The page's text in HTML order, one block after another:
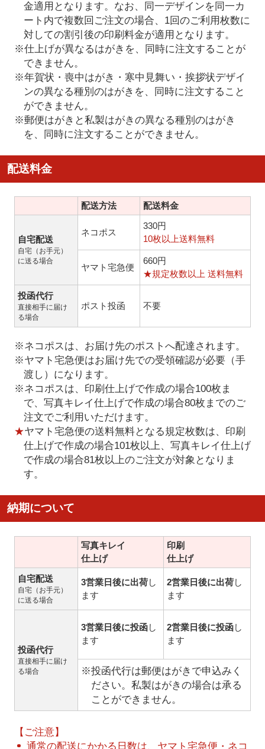
金適用となります。なお、同一デザインを同一カ
ート内で複数回ご注文の場合、1回のご利用枚数に
対しての割引後の印刷料金が適用となります。
※仕上げが異なるはがきを、同時に注文することが
できません。
※年賀状・喪中はがき・寒中見舞い・挨拶状デザイ
ンの異なる種別のはがきを、同時に注文すること
ができません。
※郵便はがきと私製はがきの異なる種別のはがき
を、同時に注文することができません。
配送料金
配送方法 配送料金
自宅配送
自宅（お手元）
に送る場合
ネコポス
330円
10枚以上送料無料
ヤマト宅急便
660円
★規定枚数以上 送料無料
投函代行
直接相手に届け
る場合
ポスト投函 不要
※ネコポスは、お届け先のポストへ配達されます。
※ヤマト宅急便はお届け先での受領確認が必要（手
渡し）になります。
※ネコポスは、印刷仕上げで作成の場合100枚ま
で、写真キレイ仕上げで作成の場合80枚までのご
注文でご利用いただけます。
★ヤマト宅急便の送料無料となる規定枚数は、印刷
仕上げで作成の場合101枚以上、写真キレイ仕上げ
で作成の場合81枚以上のご注文が対象となりま
す。
納期について
写真キレイ
仕上げ
印刷
仕上げ
自宅配送
自宅（お手元）
に送る場合
3営業日後に出荷し
ます
2営業日後に出荷し
ます
投函代行
直接相手に届け
る場合
3営業日後に投函し
ます
2営業日後に投函し
ます
※投函代行は郵便はがきで申込みく
ださい。私製はがきの場合は承る
ことができません。
【ご注意】
通常の配送にかかる日数は、ヤマト宅急便・ネコ